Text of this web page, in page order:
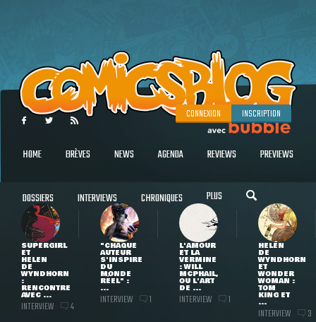
CONNEXION INSCRIPTION
HOME BRÈVES NEWS AGENDA REVIEWS PREVIEWS
DOSSIERS INTERVIEWS CHRONIQUES PLUS
SUPERGIRL
ET
HELEN
DE
WYNDHORN
:
RENCONTRE
AVEC ...
INTERVIEW 4
"CHAQUE
AUTEUR
S'INSPIRE
DU
MONDE
RÉEL" :
...
INTERVIEW 1
L'AMOUR
ET LA
VERMINE
: WILL
MCPHAIL,
OU L'ART
DE ...
INTERVIEW 1
HELEN
DE
WYNDHORN
ET
WONDER
WOMAN :
TOM
KING ET
...
INTERVIEW 3